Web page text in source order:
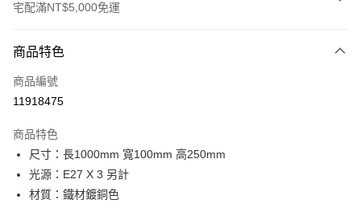
宅配滿NT$5,000免運
信用卡一次付款
LINE Pay
街口支付
悠遊付
商品特色
商品編號
11918475
商品特色
尺寸：長1000mm 寬100mm 高250mm
光源：E27 X 3 另計
材質：鐵材鍍銅色